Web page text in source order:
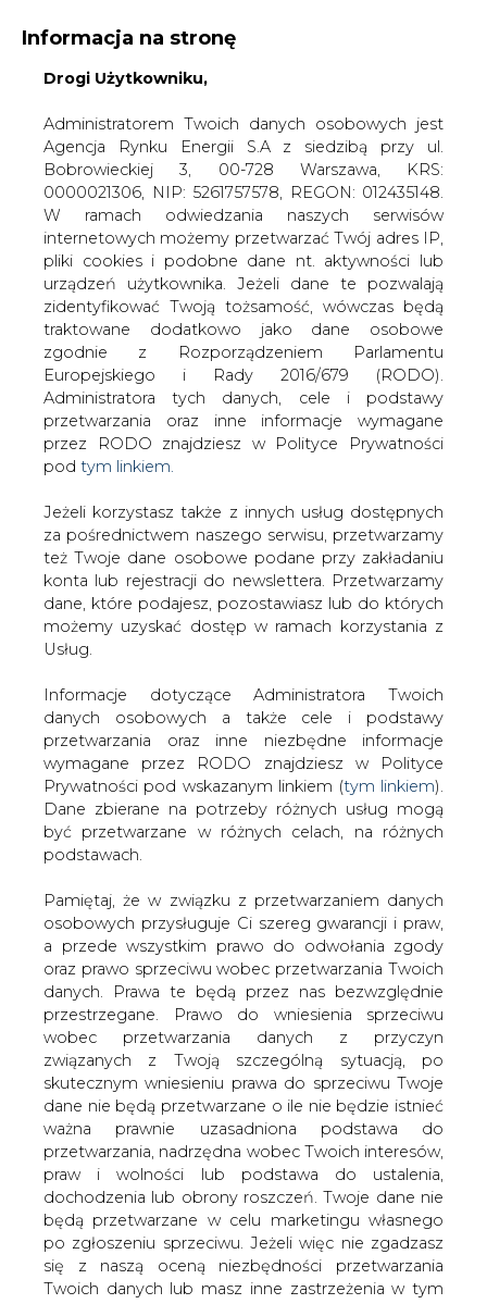
KONTAKT:
WYDAWCA PORTALU:
WYSOKI KONTRAST A A
ZALOGUJ SIĘ
WŁĄCZ CIRE.TV
Informacja na stronę
Drogi Użytkowniku,
Administratorem Twoich danych osobowych jest
Agencja Rynku Energii S.A z siedzibą przy ul.
Bobrowieckiej 3, 00-728 Warszawa, KRS:
0000021306, NIP: 5261757578, REGON: 012435148.
W ramach odwiedzania naszych serwisów
internetowych możemy przetwarzać Twój adres IP,
pliki cookies i podobne dane nt. aktywności lub
urządzeń użytkownika. Jeżeli dane te pozwalają
zidentyfikować Twoją tożsamość, wówczas będą
traktowane dodatkowo jako dane osobowe
zgodnie z Rozporządzeniem Parlamentu
Europejskiego i Rady 2016/679 (RODO).
Administratora tych danych, cele i podstawy
przetwarzania oraz inne informacje wymagane
przez RODO znajdziesz w Polityce Prywatności
pod tym linkiem.
Jeżeli korzystasz także z innych usług dostępnych
za pośrednictwem naszego serwisu, przetwarzamy
też Twoje dane osobowe podane przy zakładaniu
konta lub rejestracji do newslettera. Przetwarzamy
dane, które podajesz, pozostawiasz lub do których
możemy uzyskać dostęp w ramach korzystania z
Usług.
Informacje dotyczące Administratora Twoich
danych osobowych a także cele i podstawy
przetwarzania oraz inne niezbędne informacje
wymagane przez RODO znajdziesz w Polityce
Prywatności pod wskazanym linkiem (tym linkiem).
Dane zbierane na potrzeby różnych usług mogą
być przetwarzane w różnych celach, na różnych
podstawach.
Pamiętaj, że w związku z przetwarzaniem danych
osobowych przysługuje Ci szereg gwarancji i praw,
a przede wszystkim prawo do odwołania zgody
oraz prawo sprzeciwu wobec przetwarzania Twoich
danych. Prawa te będą przez nas bezwzględnie
przestrzegane. Prawo do wniesienia sprzeciwu
wobec przetwarzania danych z przyczyn
związanych z Twoją szczególną sytuacją, po
skutecznym wniesieniu prawa do sprzeciwu Twoje
dane nie będą przetwarzane o ile nie będzie istnieć
ważna prawnie uzasadniona podstawa do
przetwarzania, nadrzędna wobec Twoich interesów,
praw i wolności lub podstawa do ustalenia,
dochodzenia lub obrony roszczeń. Twoje dane nie
będą przetwarzane w celu marketingu własnego
po zgłoszeniu sprzeciwu. Jeżeli więc nie zgadzasz
się z naszą oceną niezbędności przetwarzania
Twoich danych lub masz inne zastrzeżenia w tym
Strona główna
SERWIS INFORMACYJNY CIRE
/ Vattenfall rozpoczął formalną drogę rezygnacji ze
współpracy z Azotami
drukuj
skomentuj
udostępnij
Vattenfall rozpoczął formalną
20 października br. do Zakładów
Azotowych "Puławy" dotarło pismo, w
którym Vattenfall Poland informuje
chemiczną spółkę o rezygnacji z
realizacji wspólnego projektu
energetycznego.
Zgodnie z porozumieniem z grudnia 2008 roku obie
firmy miały wspólnie wybudować elektrownię
konwencjonalną o mocy powyżej 1 400 MW. Jednak jak
wyjaśnia Vattenfall Poland w piśmie do ZA Puławy, w